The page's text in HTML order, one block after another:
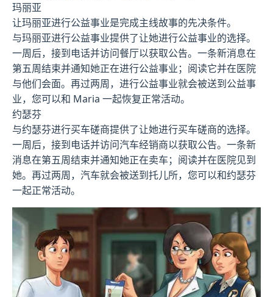
玛丽亚
让玛丽亚进行公益事业是完成主线故事的先决条件。
与玛丽亚进行公益事业提供了让她进行公益事业的选择。
一周后，接到电话并访问餐厅以获取公告。一条新消息在
第五周结束并通知她正在进行公益事业；阅读它并在医院
与他们会面。再过两周，进行公益事业就会被送到公益事
业，您可以和 Maria 一起恢复正常活动。
约瑟芬
与约瑟芬进行买车磋商提供了让她进行买车磋商的选择。
一周后，接到电话并访问汽车经销商以获取公告。一条新
消息在第五周结束并通知她正在卖车；阅读并在医院见到
她。再过两周，汽车就会被送到托儿所，您可以和约瑟芬
一起正常活动。